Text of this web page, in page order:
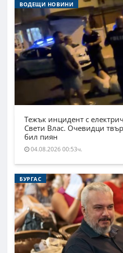
ВОДЕЩИ НОВИНИ
Тежък инцидент с
Свети Влас. Очевидци
бил пиян
04.08.2026 00:53ч.
БУРГАС